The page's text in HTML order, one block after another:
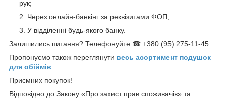
рук;
Через онлайн-банкінг за реквізитами ФОП;
У відділенні будь-якого банку.
Залишились питання? Телефонуйте ☎ +380 (95) 275-11-45
Пропонуємо також переглянути весь асортимент подушок
для обіймів.
Приємних покупок!
Відповідно до Закону «Про захист прав споживачів» та